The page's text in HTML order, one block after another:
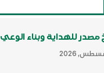
مصدر للهداية وبناء الوعي